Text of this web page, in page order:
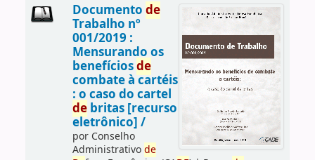
Documento de
Trabalho nº
001/2019 :
Mensurando os
benefíciosde
combate à cartéis
: o caso do cartel
debritas [recurso
eletrônico] /
por Conselho
Administrativode